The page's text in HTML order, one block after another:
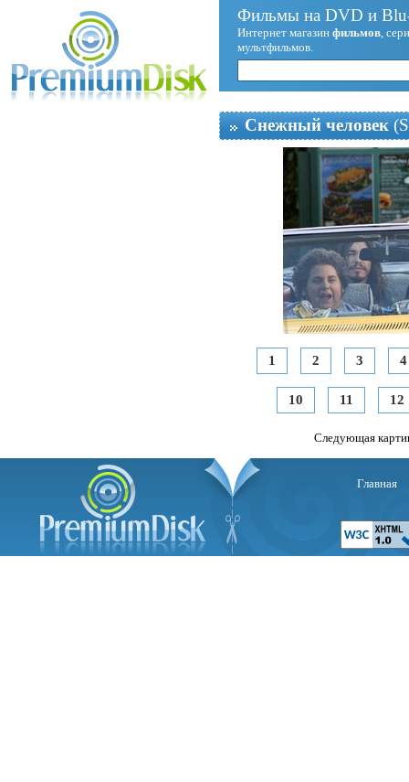
Фильмы на DVD и
Интернет магазин фильмов,
мультфильмов.
Снежный человек
1 2 3 4
10 11 12
Следующая
Главная